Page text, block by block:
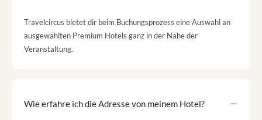
Travelcircus bietet dir beim Buchungsprozess eine Auswahl an
ausgewählten Premium Hotels ganz in der Nähe der
Veranstaltung.
Wie erfahre ich die Adresse von meinem Hotel?